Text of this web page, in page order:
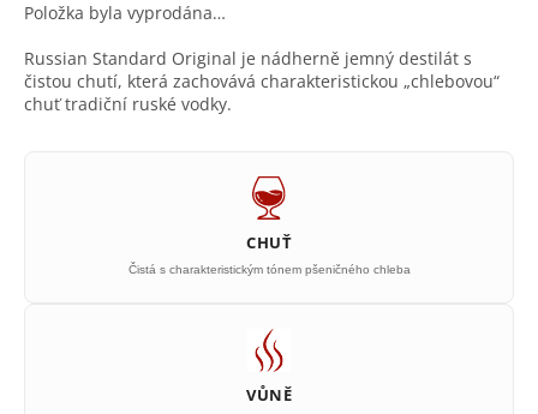
Položka byla vyprodána…
Russian Standard Original je nádherně jemný destilát s
čistou chutí, která zachovává charakteristickou „chlebovou“
chuť tradiční ruské vodky.
CHUŤ
Čistá s charakteristickým tónem pšeničného chleba
VŮNĚ